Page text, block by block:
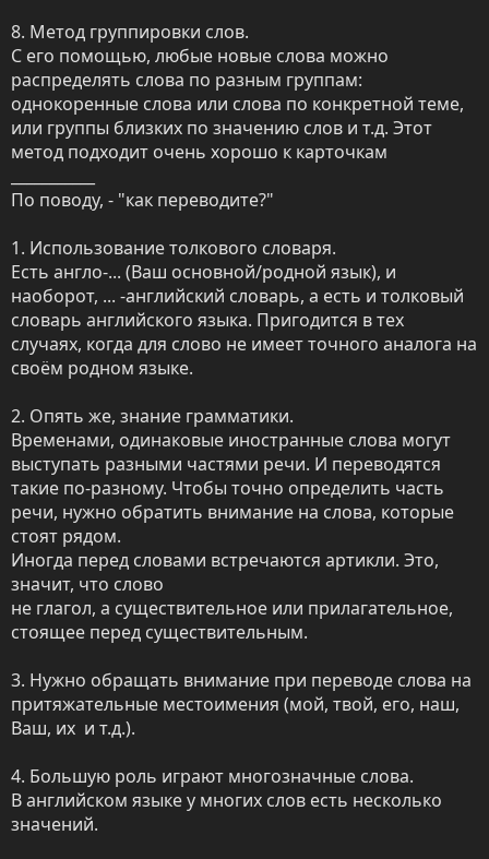
8. Метод группировки слов.
С его помощью, любые новые слова можно
распределять слова по разным группам:
однокоренные слова или слова по конкретной теме,
или группы близких по значению слов и т.д. Этот
метод подходит очень хорошо к карточкам
По поводу, - "как переводите?"
1. Использование толкового словаря.
Есть англо-... (Ваш основной/родной язык), и
наоборот, ... -английский словарь, а есть и толковый
словарь английского языка. Пригодится в тех
случаях, когда для слово не имеет точного аналога на
своём родном языке.
2. Опять же, знание грамматики.
Временами, одинаковые иностранные слова могут
выступать разными частями речи. И переводятся
такие по-разному. Чтобы точно определить часть
речи, нужно обратить внимание на слова, которые
стоят рядом.
Иногда перед словами встречаются артикли. Это,
значит, что слово
не глагол, а существительное или прилагательное,
стоящее перед существительным.
3. Нужно обращать внимание при переводе слова на
притяжательные местоимения (мой, твой, его, наш,
Ваш, их  и т.д.).
4. Большую роль играют многозначные слова.
В английском языке у многих слов есть несколько
значений.